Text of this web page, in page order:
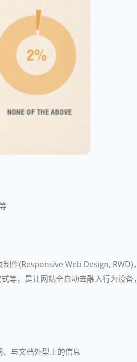
作(Responsive Web Design, RWD)
等，是让网站全自动去融入行为设备
与文档外型上的信息